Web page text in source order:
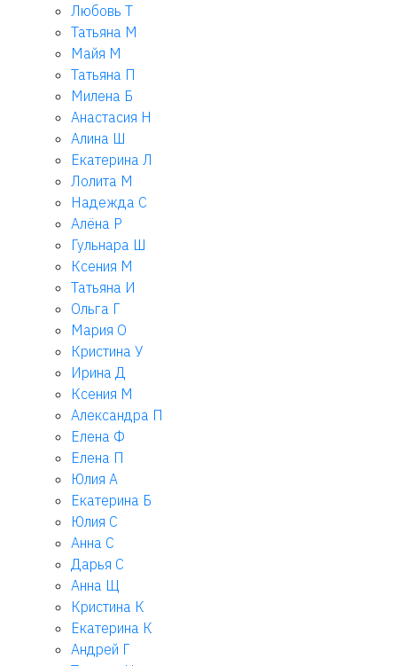
Любовь Т
Татьяна М
Майя М
Татьяна П
Милена Б
Анастасия Н
Алина Ш
Екатерина Л
Лолита М
Надежда С
Алёна Р
Гульнара Ш
Ксения М
Татьяна И
Ольга Г
Мария О
Кристина У
Ирина Д
Ксения М
Александра П
Елена Ф
Елена П
Юлия А
Екатерина Б
Юлия С
Анна С
Дарья С
Анна Щ
Кристина К
Екатерина К
Андрей Г